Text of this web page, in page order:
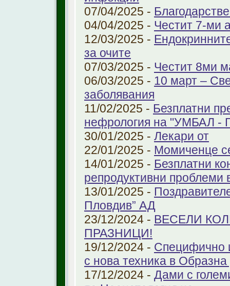
07/04/2025 -
04/04/2025 - Честит 7-ми
12/03/2025 -
за очите
07/03/2025 - Честит 8ми
06/03/2025 - 10 март –
заболявания
11/02/2025 - Безплатни
нефрология на "УМБАЛ -
30/01/2025 - Лекари от
22/01/2025 - Момиченце
14/01/2025 - Безплатни
репродуктивни
13/01/2025 -
Пловдив” АД
23/12/2024 - ВЕСЕЛИ
ПРАЗНИЦИ!
19/12/2024 - Специфично
с нова техника в Образна
17/12/2024 - Дами с